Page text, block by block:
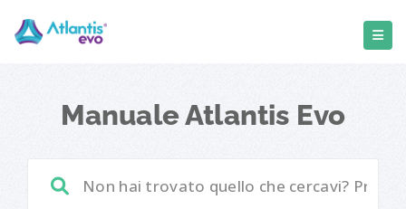
Manuale Atlantis Evo